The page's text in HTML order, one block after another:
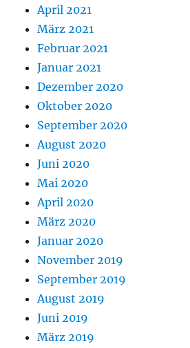
April 2021
März 2021
Februar 2021
Januar 2021
Dezember 2020
Oktober 2020
September 2020
August 2020
Juni 2020
Mai 2020
April 2020
März 2020
Januar 2020
November 2019
September 2019
August 2019
Juni 2019
März 2019